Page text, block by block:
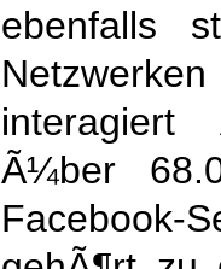
ebenfalls
Ã¼ber